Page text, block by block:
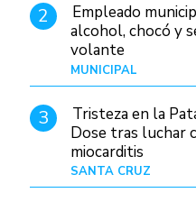
2
Empleado
alcohol, chocó y
volante
MUNICIPAL
3
Tristeza en la
Dose tras luchar
miocarditis
SANTA CRUZ